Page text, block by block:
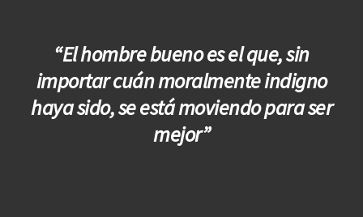
“El hombre bueno es el que, sin
importar cuán moralmente indigno
haya sido, se está moviendo para ser
mejor”